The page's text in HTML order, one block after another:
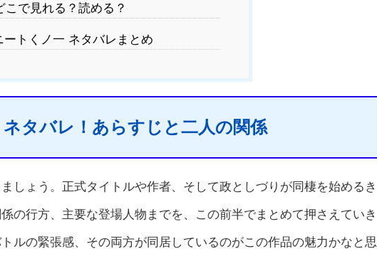
こで見れる？読める？
ートくノ一 ネタバレまとめ
タバレ！あらすじと二人の関係
しょう。正式タイトルや作者、そして政としづりが同棲を始めるき
の行方、主要な登場人物までを、この前半でまとめて押さえていき
ルの緊張感、その両方が同居しているのがこの作品の魅力かなと思